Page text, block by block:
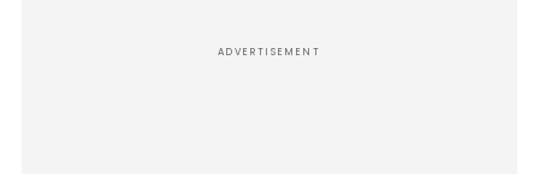
ADVERTISEMENT